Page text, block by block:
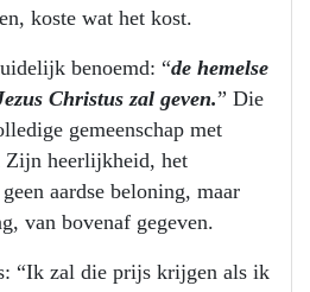
koste wat het kost.
benoemd: “de hemelse
Christus zal geven.” Die
gemeenschap met
Zijn heerlijkheid, het
aardse beloning, maar
van bovenaf gegeven.
“Ik zal die prijs krijgen als ik